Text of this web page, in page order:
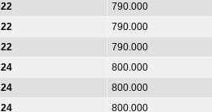
22
790.000
22
790.000
22
790.000
24
800.000
24
800.000
24
800.000